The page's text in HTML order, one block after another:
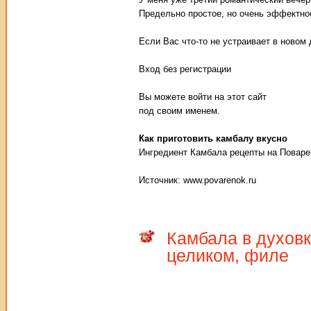
Предельно простое, но очень
Если Вас что-то не устраивает в
Вход без регистрации
Вы можете войти на этот сайт
под своим именем.
Как приготовить камбалу вкусно
Ингредиент Камбала рецепты на
Источник: www.povarenok.ru
Камбала в
целиком, филе